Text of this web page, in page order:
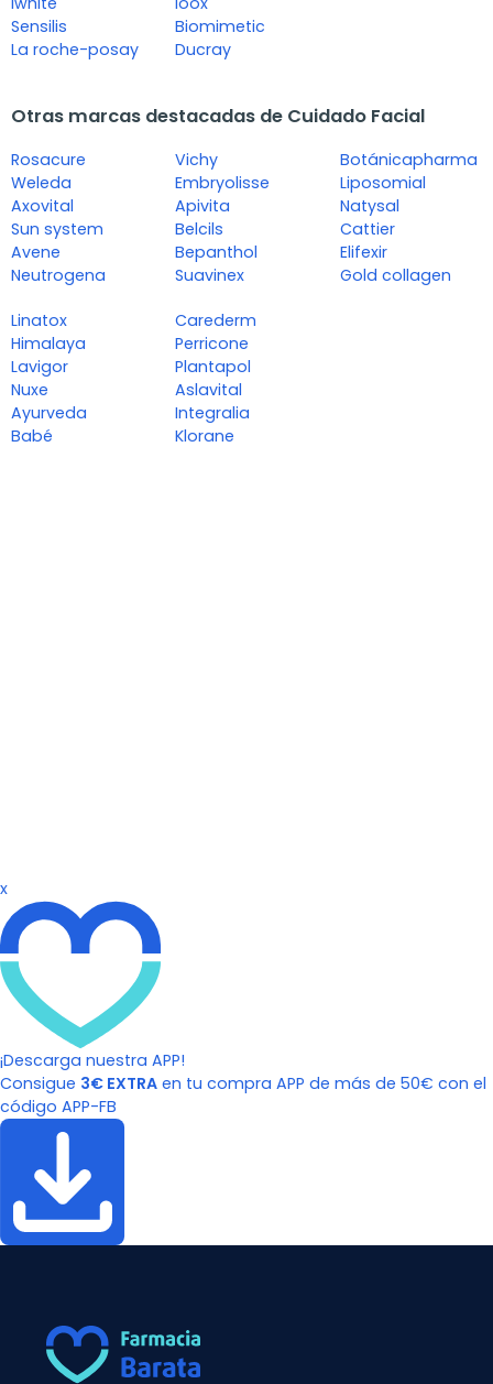
Sensilis
La roche-posay
Biomimetic
Ducray
Otras marcas destacadas de Cuidado Facial
Rosacure
Weleda
Axovital
Sun system
Avene
Neutrogena
Vichy
Embryolisse
Apivita
Belcils
Bepanthol
Suavinex
Botánicapharma
Liposomial
Natysal
Cattier
Elifexir
Gold collagen
Linatox
Himalaya
Lavigor
Nuxe
Ayurveda
Babé
Carederm
Perricone
Plantapol
Aslavital
Integralia
Klorane
x
¡Descarga nuestra APP!
Consigue 3€ EXTRA en tu compra APP de más de 50€ con el
código APP-FB